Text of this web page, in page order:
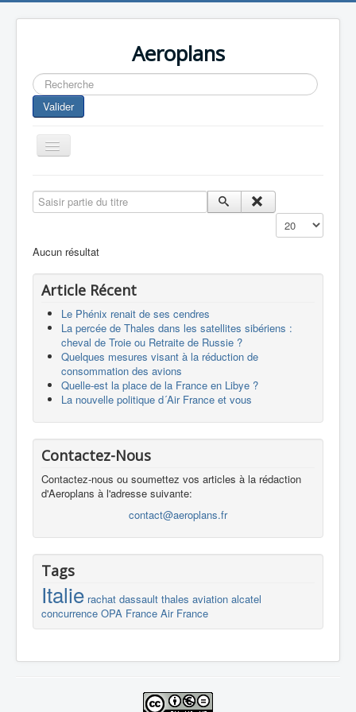
Aeroplans
Rechercher
Valider
Toggle
Navigation
Aviation Commerciale
Europespace
Drones
Saisir partie du titre
Affichage #
Aucun résultat
Article Récent
Le Phénix renait de ses cendres
La percée de Thales dans les satellites sibériens :
cheval de Troie ou Retraite de Russie ?
Quelques mesures visant à la réduction de
consommation des avions
Quelle-est la place de la France en Libye ?
La nouvelle politique d´Air France et vous
Contactez-Nous
Contactez-nous ou soumettez vos articles à la rédaction
d'Aeroplans à l'adresse suivante:
contact@aeroplans.fr
Tags
Italie rachat dassault thales aviation alcatel
concurrence OPA France Air France